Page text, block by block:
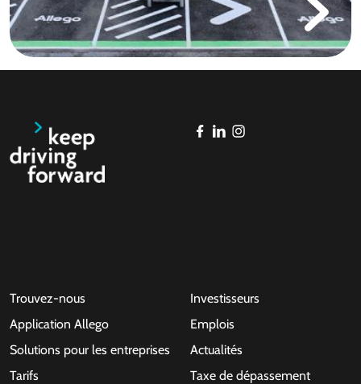
Trouvez-nous
Application Allego
Solutions pour les entreprises
Tarifs
Investisseurs
Emplois
Actualités
Taxe de dépassement